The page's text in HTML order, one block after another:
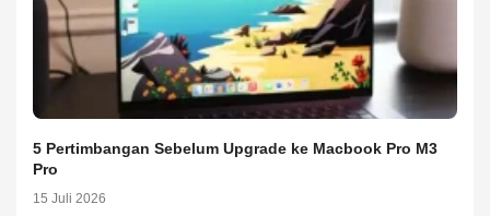
5 Pertimbangan Sebelum Upgrade ke Macbook Pro M3
Pro
15 Juli 2026